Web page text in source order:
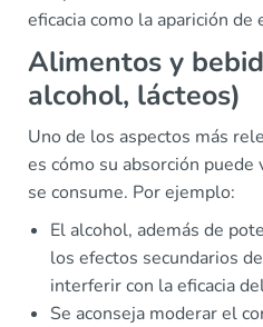
eficacia como la aparición de
Alimentos y
alcohol, lácteos)
Uno de los aspectos más
es cómo su absorción
se consume. Por ejemplo:
El alcohol, además de
los efectos secundarios
interferir con la eficacia
Se aconseja moderar el